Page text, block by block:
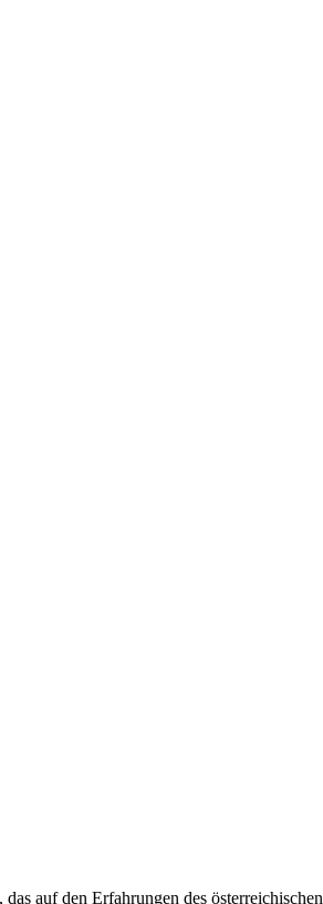
auf den Erfahrungen des österreichischen